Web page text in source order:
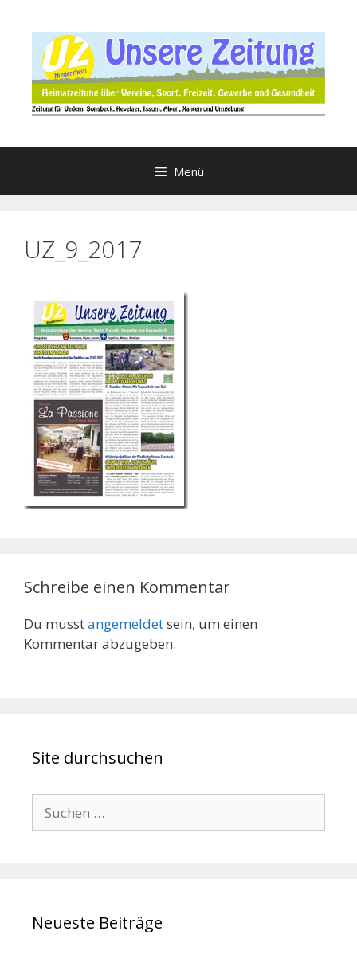
Inhalt
springen
Menü
UZ_9_2017
Schreibe einen Kommentar
Du musstangemeldetsein, um einen
Kommentar abzugeben.
Site durchsuchen
nach:
Neueste Beiträge